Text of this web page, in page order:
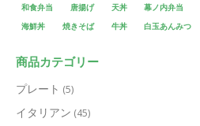
和食弁当
唐揚げ 天丼 幕ノ内弁当
海鮮丼
焼きそば 牛丼 白玉あんみつ
商品カテゴリー
プレート (5)
イタリアン (45)